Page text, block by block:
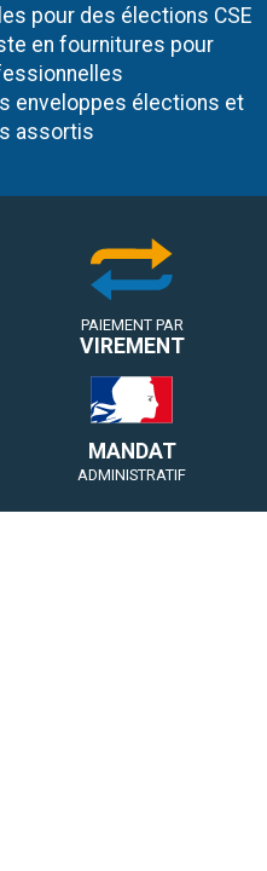
pour des élections CSE
en fournitures pour
enveloppes élections et
assortis
PAIEMENT PAR
VIREMENT
MANDAT
ADMINISTRATIF